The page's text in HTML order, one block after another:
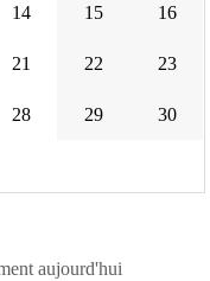
14 15 16
21 22 23
28 29 30
aujourd'hui